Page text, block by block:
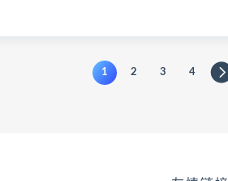
1 2 3 4